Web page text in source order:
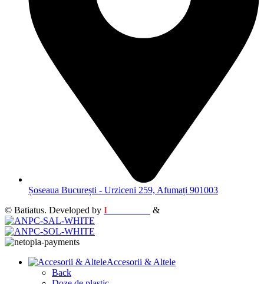
Șoseaua București - Urziceni 259, Afumați 901003
© Batiatus. Developed by I &
Accesorii & Altele
Back